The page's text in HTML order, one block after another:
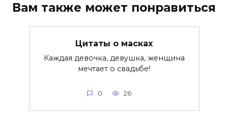
Вам также может понравиться
Цитаты о масках
Каждая девочка, девушка, женщина
мечтает о свадьбе!
0 26